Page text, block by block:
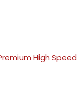
High Speed